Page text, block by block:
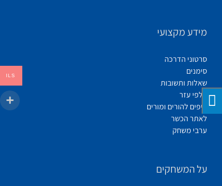
מידע מקצועי
סרטוני הדרכה
סימנים
שאלות ותשובות
קלפי עזר
טיפים להורים ומורים
לאתר הכשר
ערבי משחק
על המשחקים
ILS